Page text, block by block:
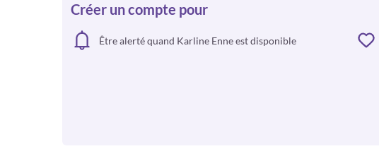
Créer un compte pour
Être alerté quand Karline Enne est disponible